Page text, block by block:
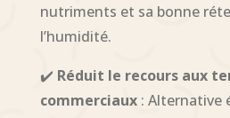
nutriments et sa bonne
l’humidité.
✔️ Réduit le recours aux
commerciaux: Alternative